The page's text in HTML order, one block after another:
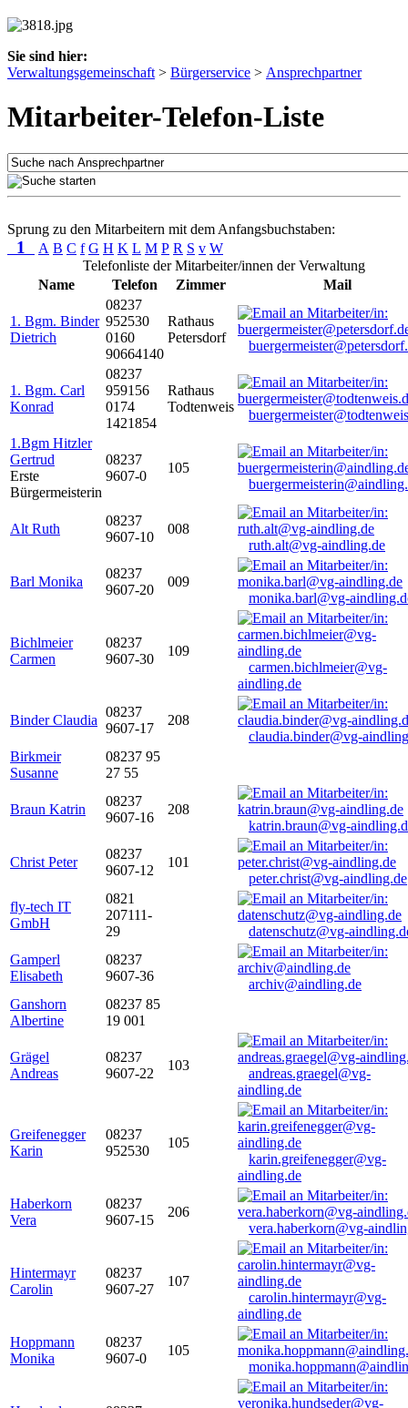
Sie sind hier:
Verwaltungsgemeinschaft > Bürgerservice > Ansprechpartner
Mitarbeiter-Telefon-Liste
Sprung zu den Mitarbeitern mit dem Anfangsbuchstaben:
1 A B C f G H K L M P R S v W
Telefonliste der Mitarbeiter/innen der Verwaltung
Name
Telefon Zimmer Mail
1. Bgm. Binder
Dietrich
08237
952530
0160
90664140
Rathaus
Petersdorf
1. Bgm. Carl
Konrad
08237
959156
0174
1421854
Rathaus
Todtenweis
1.Bgm Hitzler
Gertrud
Erste
Bürgermeisterin
08237
9607-0
105
Alt Ruth
08237
9607-10
008
ruth.alt@vg-aindling.de
Barl Monika
08237
9607-20
009
monika.barl@vg-
Bichlmeier
Carmen
08237
9607-30
109
carmen.bichlmeier@vg-
aindling.de
Binder Claudia
08237
9607-17
208
claudia.binder@vg-
Birkmeir
Susanne
08237 95
27 55
Braun Katrin
08237
9607-16
208
katrin.braun@vg-
Christ Peter
08237
9607-12
101
peter.christ@vg-aindling.de
fly-tech IT
GmbH
0821
207111-
29
datenschutz@vg-
Gamperl
Elisabeth
08237
9607-36
archiv@aindling.de
Ganshorn
Albertine
08237 85
19 001
Grägel
Andreas
08237
9607-22
103
andreas.graegel@vg-
aindling.de
Greifenegger
Karin
08237
952530
105
karin.greifenegger@vg-
aindling.de
Haberkorn
Vera
08237
9607-15
206
vera.haberkorn@vg-
Hintermayr
Carolin
08237
9607-27
107
carolin.hintermayr@vg-
aindling.de
Hoppmann
Monika
08237
9607-0
105